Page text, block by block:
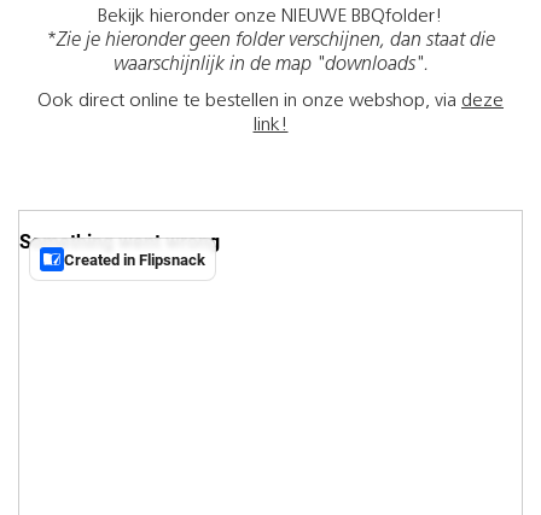
Bekijk hieronder onze NIEUWE BBQfolder!
*Zie je hieronder geen folder verschijnen, dan staat die
waarschijnlijk in de map "downloads".
Ook direct online te bestellen in onze webshop, via deze
link!